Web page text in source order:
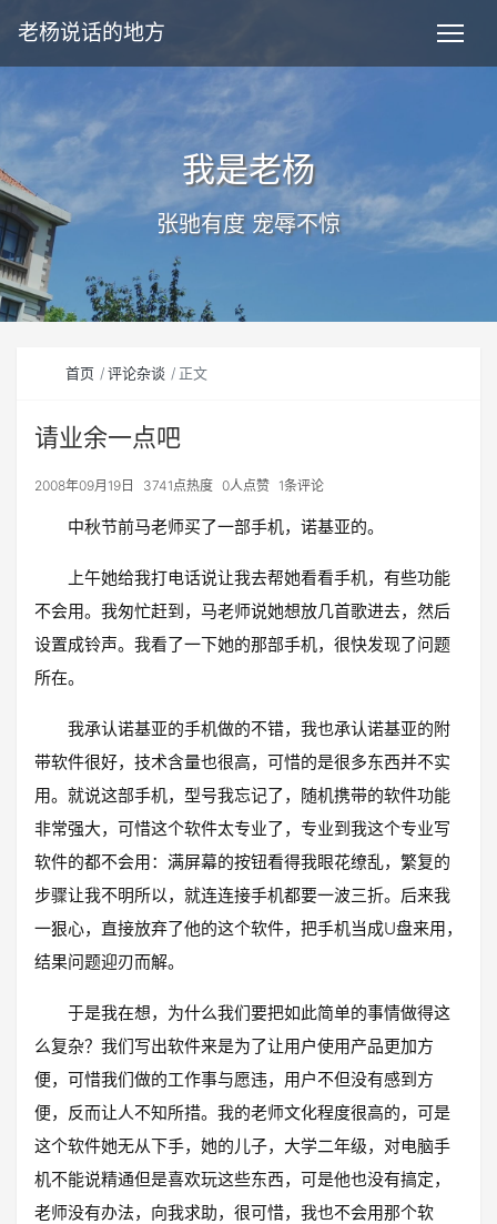
老杨说话的地方
我是老杨
张驰有度 宠辱不惊
首页 评论杂谈 正文
请业余一点吧
2008年09月19日 3741点热度 0人点赞 1条评论
中秋节前马老师买了一部手机，诺基亚的。
上午她给我打电话说让我去帮她看看手机，有些功能
不会用。我匆忙赶到，马老师说她想放几首歌进去，然后
设置成铃声。我看了一下她的那部手机，很快发现了问题
所在。
我承认诺基亚的手机做的不错，我也承认诺基亚的附
带软件很好，技术含量也很高，可惜的是很多东西并不实
用。就说这部手机，型号我忘记了，随机携带的软件功能
非常强大，可惜这个软件太专业了，专业到我这个专业写
软件的都不会用：满屏幕的按钮看得我眼花缭乱，繁复的
步骤让我不明所以，就连连接手机都要一波三折。后来我
一狠心，直接放弃了他的这个软件，把手机当成U盘来用，
结果问题迎刃而解。
于是我在想，为什么我们要把如此简单的事情做得这
么复杂？我们写出软件来是为了让用户使用产品更加方
便，可惜我们做的工作事与愿违，用户不但没有感到方
便，反而让人不知所措。我的老师文化程度很高的，可是
这个软件她无从下手，她的儿子，大学二年级，对电脑手
机不能说精通但是喜欢玩这些东西，可是他也没有搞定，
老师没有办法，向我求助，很可惜，我也不会用那个软